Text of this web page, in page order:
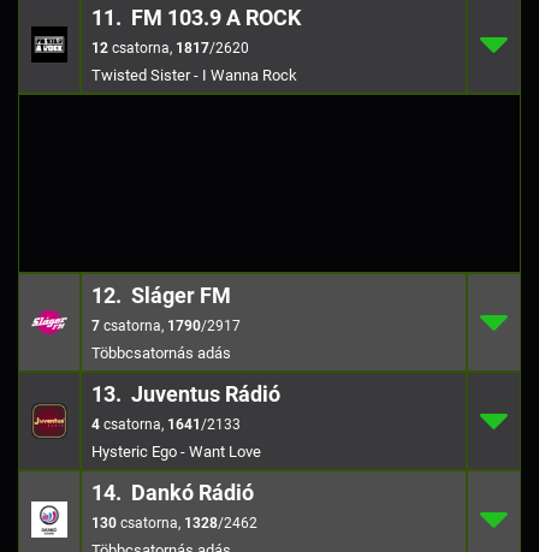
11.
11. FM 103.9 A ROCK
12 , 1817/2620
Twisted Sister - I Wanna Rock
12
1817/2620
12.
12. Sláger FM
7 , 1790/2917 1790/2917
13.
13. Juventus Rádió
4 , 1641 /2133
Hysteric Ego - Want Love
1641/2133
14.
14. Dankó Rádió
130 , 1328/2462
130
1328/2462